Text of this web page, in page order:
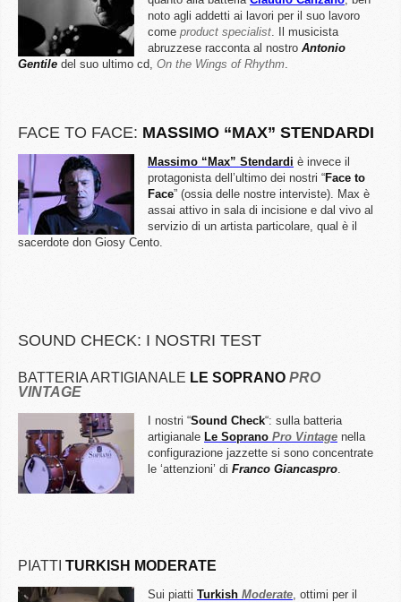
noto agli addetti ai lavori per il suo lavoro
come product specialist. Il musicista
abruzzese racconta al nostro Antonio
Gentile del suo ultimo cd, On the Wings of Rhythm.
FACE TO FACE: MASSIMO “MAX” STENDARDI
Massimo “Max” Stendardi è invece il
protagonista dell’ultimo dei nostri “Face to
Face” (ossia delle nostre interviste). Max è
assai attivo in sala di incisione e dal vivo al
servizio di un artista particolare, qual è il
sacerdote don Giosy Cento.
SOUND CHECK: I NOSTRI TEST
BATTERIA ARTIGIANALE LE SOPRANO PRO
VINTAGE
I nostri “Sound Check“: sulla batteria
artigianale Le Soprano Pro Vintage nella
configurazione jazzette si sono concentrate
le ‘attenzioni’ di Franco Giancaspro.
PIATTI TURKISH MODERATE
Sui piatti Turkish Moderate, ottimi per il